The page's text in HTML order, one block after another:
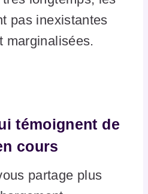
pas inexistantes
marginalisées.
témoignent de
cours
partage plus